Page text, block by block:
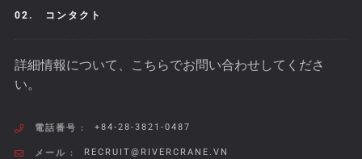
02. コンタクト
詳細情報について、こちらでお問い合わせしてくださ
い。
電話番号 : +84-28-3821-0487
メール : RECRUIT@RIVERCRANE.VN